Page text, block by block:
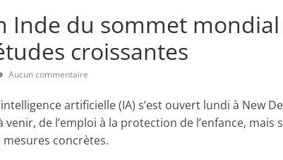
Inde du sommet mondial
croissantes
Aucun commentaire
artificielle (IA) s’est ouvert lundi à New
venir, de l’emploi à la protection de l’enfance,
mesures concrètes.